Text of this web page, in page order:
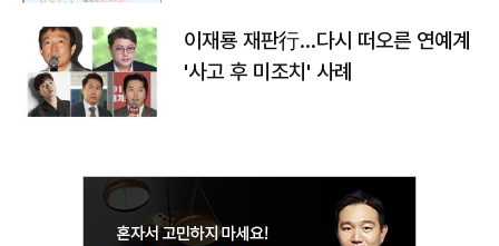
이재룡 재판行…다시 떠오른 연예계
'사고 후 미조치' 사례